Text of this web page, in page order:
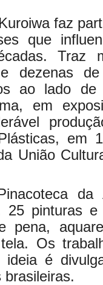
faz
que
Traz
dezenas
ao lado
em
em
União
da
25 pinturas
pena,
Os
é